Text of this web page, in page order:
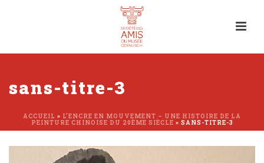
sans-titre-3
ACCUEIL » L’ENCRE EN MOUVEMENT – UNE HISTOIRE DE LA
PEINTURE CHINOISE DU 20ÈME SIÈCLE » SANS-TITRE-3